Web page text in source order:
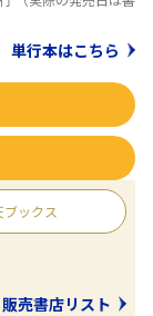
単行本はこちら
ブックス
販売書店リスト